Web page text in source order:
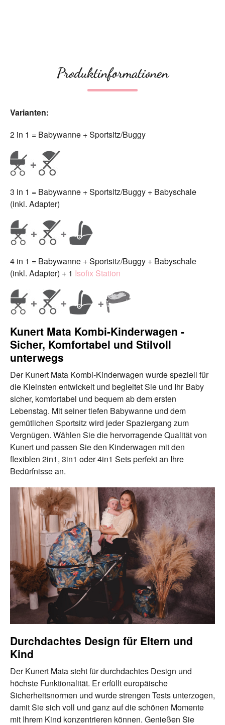
Produktinformationen
Varianten:
2 in 1 = Babywanne + Sportsitz/Buggy
3 in 1 = Babywanne + Sportsitz/Buggy + Babyschale
(inkl. Adapter)
4 in 1 = Babywanne + Sportsitz/Buggy + Babyschale
(inkl. Adapter) + 1 Isofix Station
Kunert Mata Kombi-Kinderwagen -
Sicher, Komfortabel und Stilvoll
unterwegs
Der Kunert Mata Kombi-Kinderwagen wurde speziell für
die Kleinsten entwickelt und begleitet Sie und Ihr Baby
sicher, komfortabel und bequem ab dem ersten
Lebenstag. Mit seiner tiefen Babywanne und dem
gemütlichen Sportsitz wird jeder Spaziergang zum
Vergnügen. Wählen Sie die hervorragende Qualität von
Kunert und passen Sie den Kinderwagen mit den
flexiblen 2in1, 3in1 oder 4in1 Sets perfekt an Ihre
Bedürfnisse an.
Durchdachtes Design für Eltern und
Kind
Der Kunert Mata steht für durchdachtes Design und
höchste Funktionalität. Er erfüllt europäische
Sicherheitsnormen und wurde strengen Tests unterzogen,
damit Sie sich voll und ganz auf die schönen Momente
mit Ihrem Kind konzentrieren können. Genießen Sie